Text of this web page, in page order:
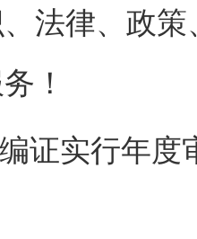
法律、政
！
证实行年度